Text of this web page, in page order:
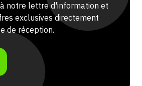
notre lettre d'information et
exclusives directement
de réception.